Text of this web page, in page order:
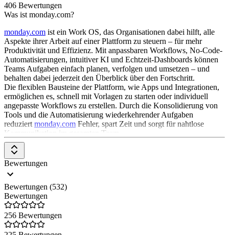
406 Bewertungen
Was ist monday.com?
monday.com ist ein Work OS, das Organisationen dabei hilft, alle
Aspekte ihrer Arbeit auf einer Plattform zu steuern – für mehr
Produktivität und Effizienz. Mit anpassbaren Workflows, No-Code-
Automatisierungen, intuitiver KI und Echtzeit-Dashboards können
Teams Aufgaben einfach planen, verfolgen und umsetzen – und
behalten dabei jederzeit den Überblick über den Fortschritt.
Die flexiblen Bausteine der Plattform, wie Apps und Integrationen,
ermöglichen es, schnell mit Vorlagen zu starten oder individuell
angepasste Workflows zu erstellen. Durch die Konsolidierung von
Tools und die Automatisierung wiederkehrender Aufgaben
reduziert monday.com Fehler, spart Zeit und sorgt für nahtlose
Kommunikation im gesamten Team.
Unternehmen können so datenbasierte Entscheidungen treffen,
Ergebnisse maximieren und ihre Ziele in großem Maßstab erreichen
– und das, während sie sich flexibel an die Bedürfnisse jeder
Abteilung oder jedes Teams anpassen. Unabhängig von Branche
oder Unternehmensgröße verbindet
smartere Entscheidungen voran und ermöglicht Organisationen, ihre
beste Arbeit zu leisten.
Was kann monday.com?
monday.comist ein vielseitiges Work OS, das Teams dabei
Bewertungen
Bewertungen (532)
Bewertungen
256 Bewertungen